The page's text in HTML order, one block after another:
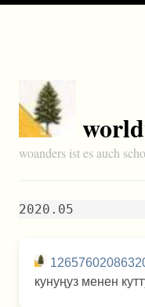
woanders ist es auch
2020.05
кунуңуз менен